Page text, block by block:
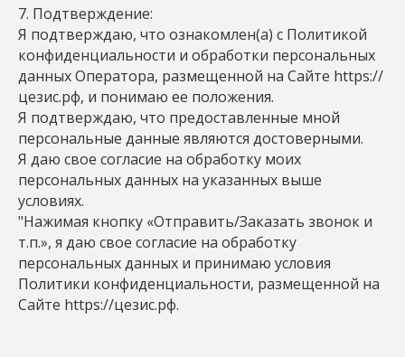
7. Подтверждение:
Я подтверждаю, что ознакомлен(а) с Политикой
конфиденциальности и обработки персональных
данных Оператора, размещенной на Сайте https://
цезис.рф, и понимаю ее положения.
Я подтверждаю, что предоставленные мной
персональные данные являются достоверными.
Я даю свое согласие на обработку моих
персональных данных на указанных выше
условиях.
"Нажимая кнопку «Отправить/Заказать звонок и
т.п.», я даю свое согласие на обработку
персональных данных и принимаю условия
Политики конфиденциальности, размещенной на
Сайте https://цезис.рф.